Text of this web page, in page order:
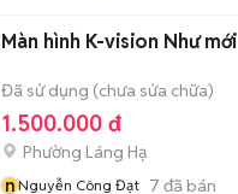
Màn hình K-vision Như mới
Đã sử dụng (chưa sửa chữa)
1.500.000 đ
Phường Láng Hạ
nNguyễn Công Đạt 7 đã bán